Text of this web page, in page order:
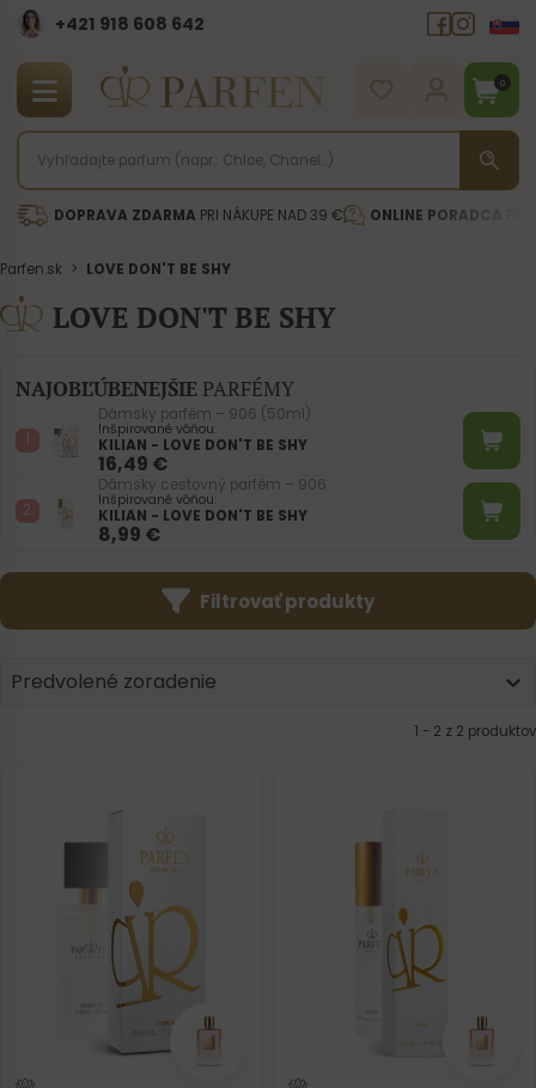
+421 918 608 642‬
0
DOPRAVA ZDARMA PRI NÁKUPE NAD 39 € ONLINE PORADCA
Parfen.sk > LOVE DON'T BE SHY
LOVE DON'T BE SHY
NAJOBĽÚBENEJŠIEPARFÉMY
Dámsky parfém – 906 (50ml)
Inšpirované vôňou:
KILIAN - LOVE DON'T BE SHY
16,49 €
Dámsky cestovný parfém – 906
Inšpirované vôňou:
KILIAN - LOVE DON'T BE SHY
8,99 €
Filtrovať produkty
Product | Sorting
Sort content
Predvolené zoradenie
Sort content
1 - 2 z 2 produktov